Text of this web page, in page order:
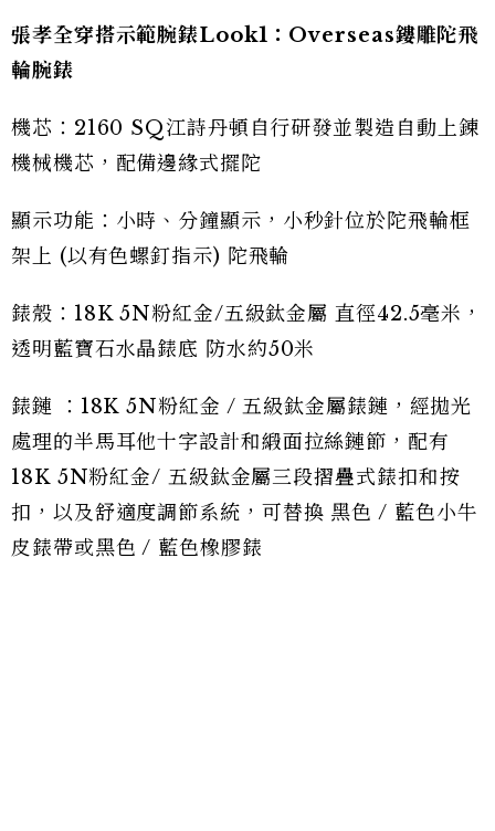
張孝全穿搭示範腕錶Look1：Overseas鏤雕陀飛
輪腕錶
機芯：2160 SQ江詩丹頓自行研發並製造自動上錬
機械機芯，配備邊緣式擺陀
顯示功能：小時、分鐘顯示，小秒針位於陀飛輪框
架上 (以有色螺釘指示) 陀飛輪
錶殼：18K 5N粉紅金/五級鈦金屬 直徑42.5毫米，
透明藍寶石水晶錶底 防水約50米
錶鏈 ：18K 5N粉紅金 / 五級鈦金屬錶鏈，經拋光
處理的半馬耳他十字設計和緞面拉絲鏈節，配有
18K 5N粉紅金/ 五級鈦金屬三段摺疊式錶扣和按
扣，以及舒適度調節系統，可替換 黑色 / 藍色小牛
皮錶帶或黑色 / 藍色橡膠錶